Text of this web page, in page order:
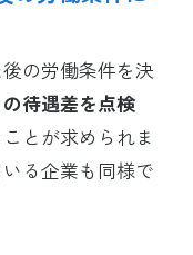
の労働条件を決
待遇差を点検
ことが求められま
る企業も同様で